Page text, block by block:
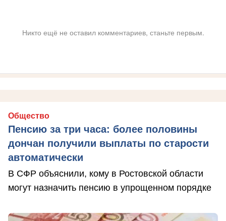
Никто ещё не оставил комментариев, станьте первым.
Общество
Пенсию за три часа: более половины
дончан получили выплаты по старости
автоматически
В СФР объяснили, кому в Ростовской области
могут назначить пенсию в упрощенном порядке